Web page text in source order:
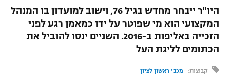
תוצאות
לוח שידורים
ברחבה
הפועל תל אביב
הפועל חיפה
ליגה טורקית
ליגה סינית
ליגה ברזילאית
דני אבדיה
ג'ודו
אגרוף
היו"ר ייבחר מחדש בגיל 76, וישוב למועדון בו המנהל
המקצועי הוא מי שפוטר על ידו כמאמן רגע לפני
הזכייה באליפות ב-2016. השניים ינסו להוביל את
הכתומים לליגת העל
קבוצות: מכבי ראשון לציון